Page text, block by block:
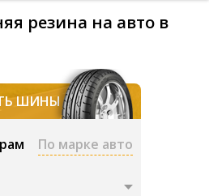
резина на авто в
ШИНЫ
По марке авто